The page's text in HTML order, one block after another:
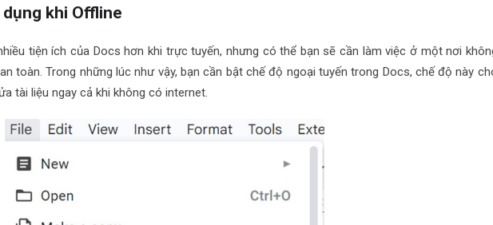
khi Offline
tiện ích của Docs hơn khi trực tuyến, nhưng có thể bạn sẽ cần làm việc ở một nơi
toàn. Trong những lúc như vậy, bạn cần bật chế độ ngoại tuyến trong Docs, chế độ này
tài liệu ngay cả khi không có internet.